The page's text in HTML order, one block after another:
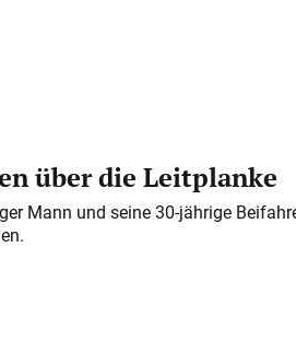
über die Leitplanke
Mann und seine 30-jährige